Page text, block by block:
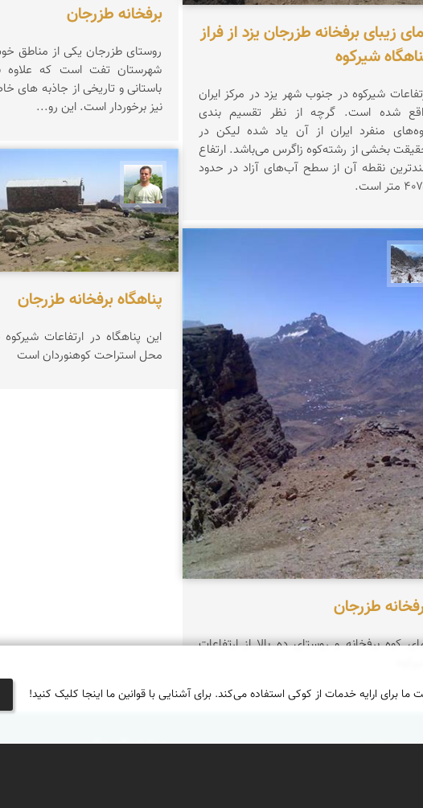
زیبای برفخانه طزرجان یزد از فراز
شیرکوه
شیرکوه در جنوب شهر یزد در مرکز ایران
شده است. گرچه از نظر تقسیم بندی
منفرد ایران از آن یاد شده لیکن در
بخشی از رشته‌کوه زاگرس می‌باشد. ارتفاع
نقطه آن از سطح آب‌های آزاد در حدود
متر است.
طزرجان
کوه برفخانه و روستای ده بالا از ارتفاعات
برفخانه طزرجان
روستای طزرجان یکی از مناطق
شهرستان تفت است که علاوه
باستانی و تاریخی از جاذبه های
نیز برخوردار است. این رو...
مجید حیدری
پناهگاه برفخانه طزرجان
این پناهگاه در ارتفاعات
محل استراحت كوهنوردان است
نمای ایران جغرافیای گردشگری
برای ارایه خدمات از کوکی استفاده می‌کند. برای آشنایی با قوانین ما اینجا کلیک کنید!